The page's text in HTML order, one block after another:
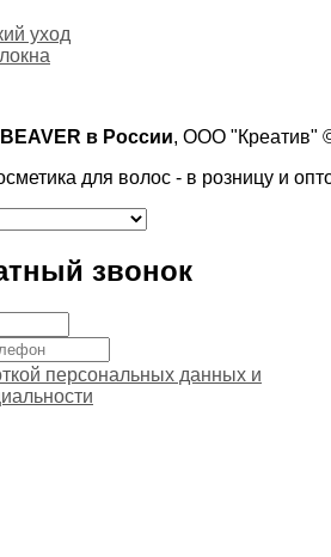
уход
в России, ООО "Креатив"
для волос - в розницу и
звонок
персональных данных и